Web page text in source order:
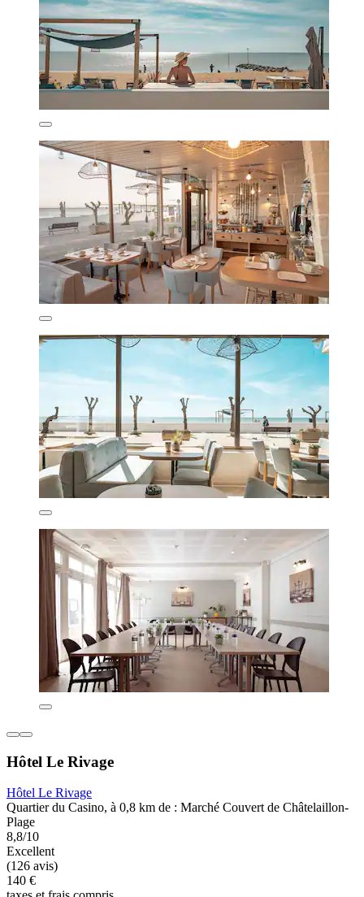
Hôtel Le Rivage
Hôtel Le Rivage
Quartier du Casino, à 0,8 km de : Marché Couvert de Châtelaillon-
Plage
8,8/10
Excellent
(126 avis)
140 €